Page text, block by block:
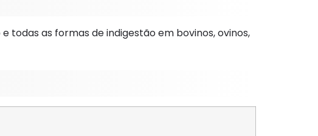
as formas de indigestão em bovinos, ovinos,